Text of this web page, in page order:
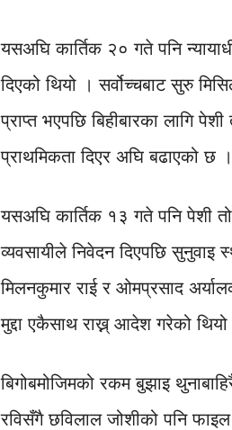
यसअघि कार्तिक २० गते पनि
दिएको थियो । सर्वोच्चबाट सुरु
प्राप्त भएपछि बिहीबारका लागि
प्राथमिकता दिएर अघि बढाएको छ ।
यसअघि कार्तिक १३ गते पनि पेशी
व्यवसायीले निवेदन दिएपछि सुनुवाइ
मिलनकुमार राई र ओमप्रसाद
मुद्दा एकैसाथ राख्न् आदेश गरेको थियो
बिगोबमोजिमको रकम बुझाइ
रविसँगै छविलाल जोशीको पनि